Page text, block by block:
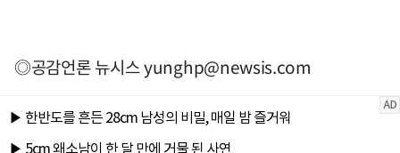
◎공감언론 뉴시스yunghp@newsis.com